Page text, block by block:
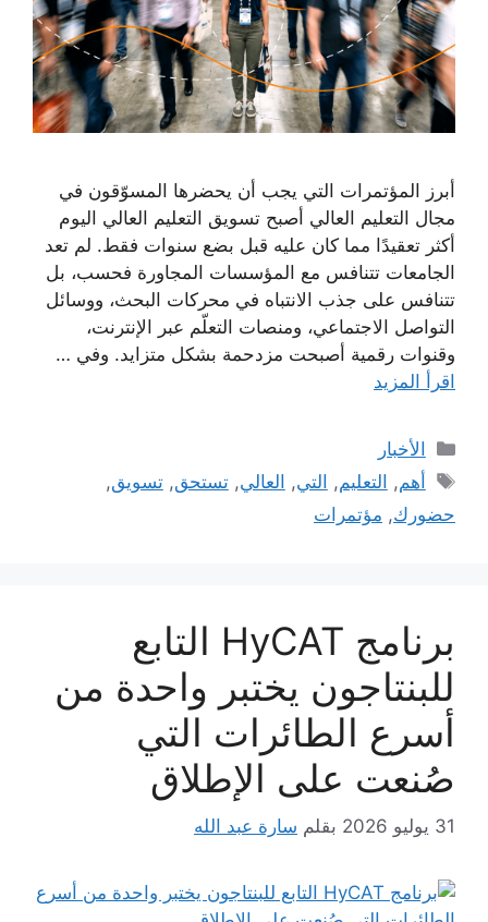
أبرز المؤتمرات التي يجب أن يحضرها المسوّقون في
مجال التعليم العالي أصبح تسويق التعليم العالي اليوم
أكثر تعقيدًا مما كان عليه قبل بضع سنوات فقط. لم تعد
الجامعات تتنافس مع المؤسسات المجاورة فحسب، بل
تتنافس على جذب الانتباه في محركات البحث، ووسائل
التواصل الاجتماعي، ومنصات التعلّم عبر الإنترنت،
وقنوات رقمية أصبحت مزدحمة بشكل متزايد. وفي …
اقرأ المزيد
التصنيفات
الأخبار
الوسوم
أهم, التعليم, التي, العالي,تستحق,تسويق,
حضورك, مؤتمرات
برنامج HyCAT التابع
للبنتاجون يختبر واحدة من
أسرع الطائرات التي
صُنعت على الإطلاق
31 يوليو 2026 بقلم سارة عبد الله